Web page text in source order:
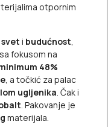
otpornim
i budućnost
fokusom na
48%
, a točkić za palac
ugljenika . Čak i
. Pakovanje je
materijala.